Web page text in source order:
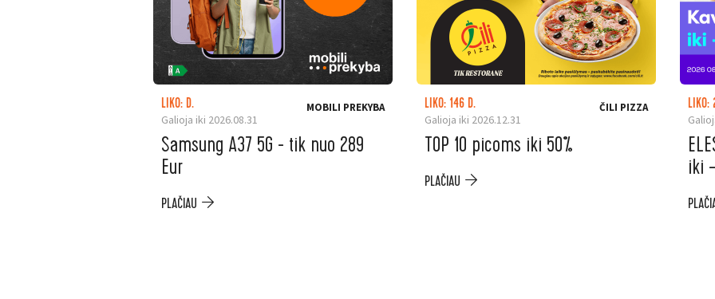
LIKO: D.
Galioja iki 2026.08.31
MOBILI PREKYBA
Samsung A37 5G - tik nuo 289
Eur
PLAČIAU
LIKO: 146 D.
Galioja iki 2026.12.31
ČILI PIZZA
TOP 10 picoms iki 50%
PLAČIAU
LIKO:
iki